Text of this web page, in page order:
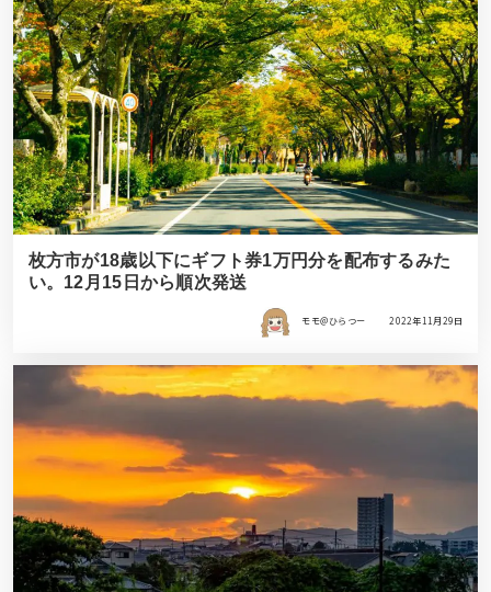
枚方市が18歳以下にギフト券1万円分を配布するみた
い。12月15日から順次発送
モモ＠ひらつー 2022年11月29日